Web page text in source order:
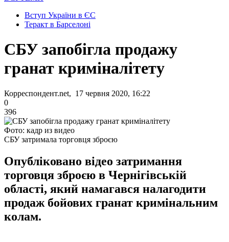
Вступ України в ЄС
Теракт в Барселоні
СБУ запобігла продажу
гранат криміналітету
Корреспондент.net, 17 червня 2020, 16:22
0
396
Фото: кадр из видео
СБУ затримала торговця зброєю
Опубліковано відео затримання
торговця зброєю в Чернігівській
області, який намагався налагодити
продаж бойових гранат кримінальним
колам.